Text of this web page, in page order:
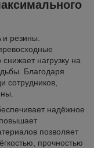
резины.
нагрузку на
Благодаря
сотрудников,
надёжное
позволяет
прочностью